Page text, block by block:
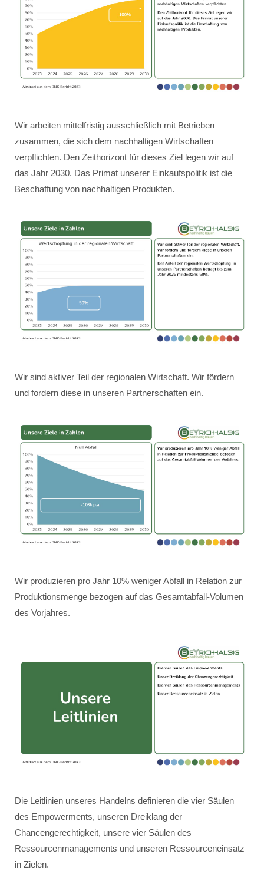
Wir arbeiten mittelfristig ausschließlich mit Betrieben
zusammen, die sich dem nachhaltigen Wirtschaften
verpflichten. Den Zeithorizont für dieses Ziel legen wir auf
das Jahr 2030. Das Primat unserer Einkaufspolitik ist die
Beschaffung von nachhaltigen Produkten.
Wir sind aktiver Teil der regionalen Wirtschaft. Wir fördern
und fordern diese in unseren Partnerschaften ein.
Wir produzieren pro Jahr 10% weniger Abfall in Relation zur
Produktionsmenge bezogen auf das Gesamtabfall-Volumen
des Vorjahres.
Die Leitlinien unseres Handelns definieren die vier Säulen
des Empowerments, unseren Dreiklang der
Chancengerechtigkeit, unsere vier Säulen des
Ressourcenmanagements und unseren Ressourceneinsatz
in Zielen.